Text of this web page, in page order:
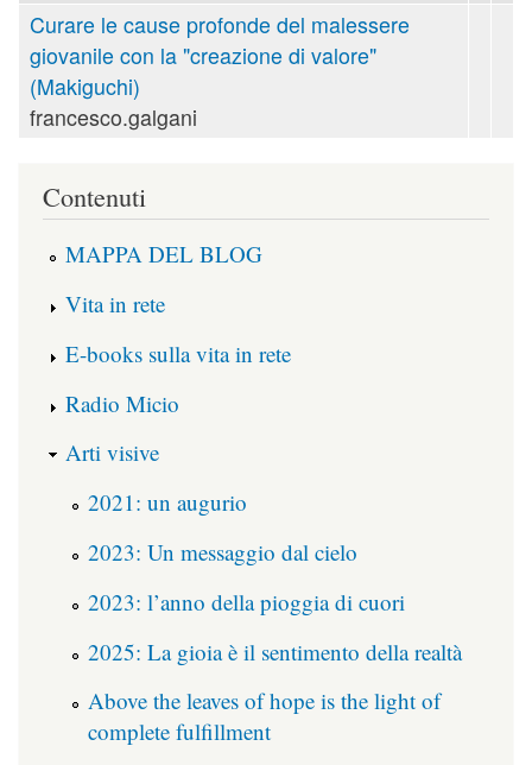
Curare le cause profonde del malessere
giovanile con la "creazione di valore"
(Makiguchi)
francesco.galgani
Contenuti
MAPPA DEL BLOG
Vita in rete
E-books sulla vita in rete
Radio Micio
Arti visive
2021: un augurio
2023: Un messaggio dal cielo
2023: l’anno della pioggia di cuori
2025: La gioia è il sentimento della realtà
Above the leaves of hope is the light of
complete fulfillment